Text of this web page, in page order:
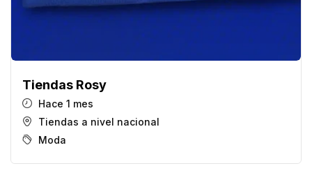
Tiendas Rosy
Hace 1 mes
Tiendas a nivel nacional
Moda